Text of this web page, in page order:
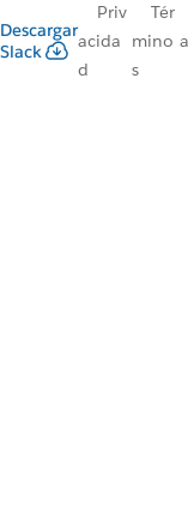
Descargar
Slack
Priv
acida
d
Tér
mino
s